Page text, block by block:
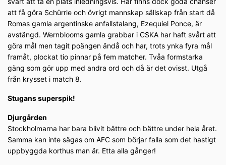
att få göra Schürrle och övrigt mannskap sällskap från start då
Romas gamla argentinske anfallstalang, Ezequiel Ponce, är
avstängd. Wernblooms gamla grabbar i CSKA har haft svårt att
göra mål men tagit poängen ändå och har, trots ynka fyra mål
framåt, plockat tio pinnar på fem matcher. Tvåa formstarka
gäng som gör upp med andra ord och då är det ovisst. Utgå
från krysset i match 8.
Stugans superspik!
Djurgården
Stockholmarna har bara blivit bättre och bättre under hela året.
Samma kan inte sägas om AFC som börjar falla som det hastigt
uppbyggda korthus man är. Etta alla gånger!